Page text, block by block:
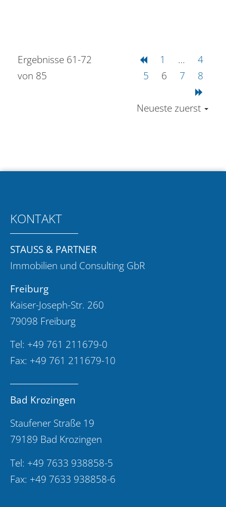
Ergebnisse 61-72
von 85
1 …
4
5
6 7 8
Neueste zuerst
KONTAKT
STAUSS & PARTNER
Immobilien und Consulting GbR
Freiburg
Kaiser-Joseph-Str. 260
79098 Freiburg
Tel: +49 761 211679-0
Fax: +49 761 211679-10
Bad Krozingen
Staufener Straße 19
79189 Bad Krozingen
Tel: +49 7633 938858-5
Fax: +49 7633 938858-6